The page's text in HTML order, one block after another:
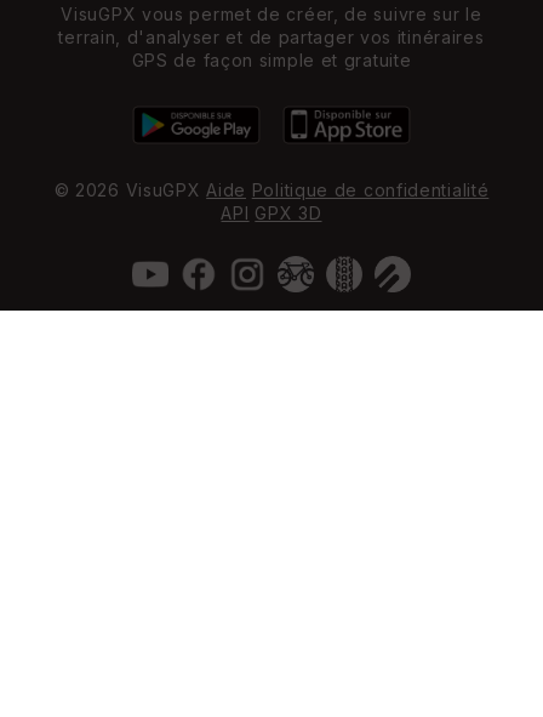
VisuGPX vous permet de créer, de suivre sur le
terrain, d'analyser et de partager vos itinéraires
GPS de façon simple et gratuite
© 2026 VisuGPX Aide Politique de confidentialité
API GPX 3D